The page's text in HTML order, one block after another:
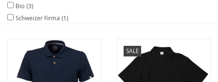
Bio (3)
Schweizer Firma (1)
SALE